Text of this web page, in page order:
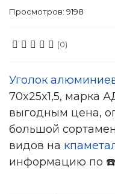
Просмотров: 9198
(0)
Уголок
70x25x1,5, марка
выгодным цена,
большой
видов на
информацию по ☎️